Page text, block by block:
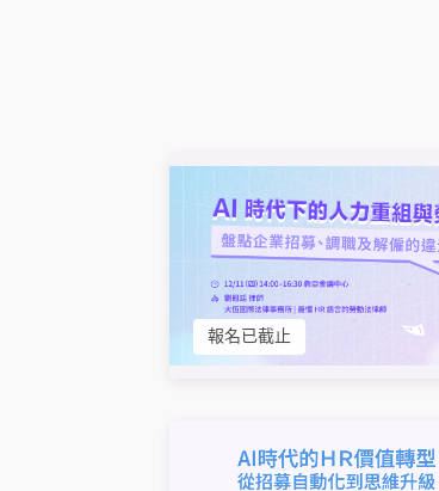
報名已截止